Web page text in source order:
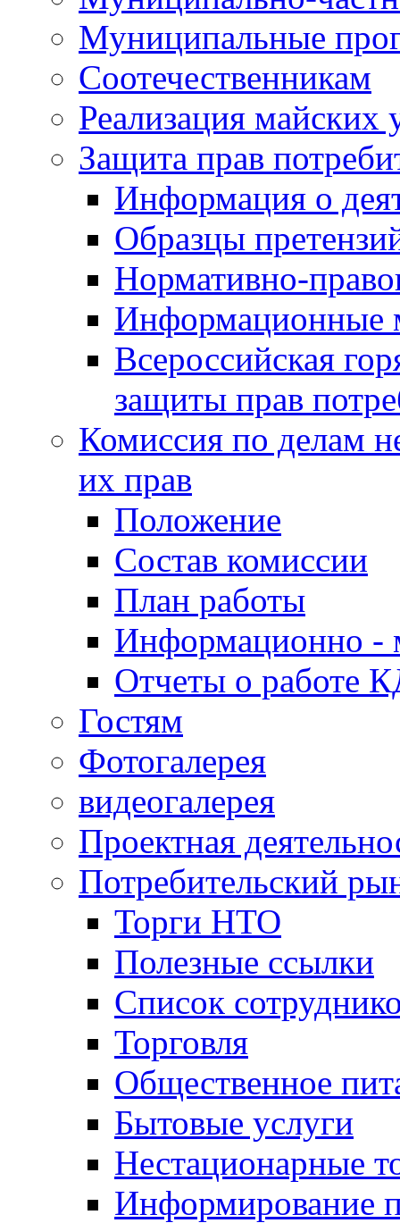
Муниципальные
Соотечественникам
Реализация майских
Защита прав
Информация о
Образцы
Нормативно-
Информационные
Всероссийская
защиты прав
Комиссия по делам
их прав
Положение
Состав комиссии
План работы
Информационно -
Отчеты о работе
Гостям
Фотогалерея
видеогалерея
Проектная
Потребительский
Торги НТО
Полезные ссылки
Список
Торговля
Общественное
Бытовые услуги
Нестационарные
Информирование